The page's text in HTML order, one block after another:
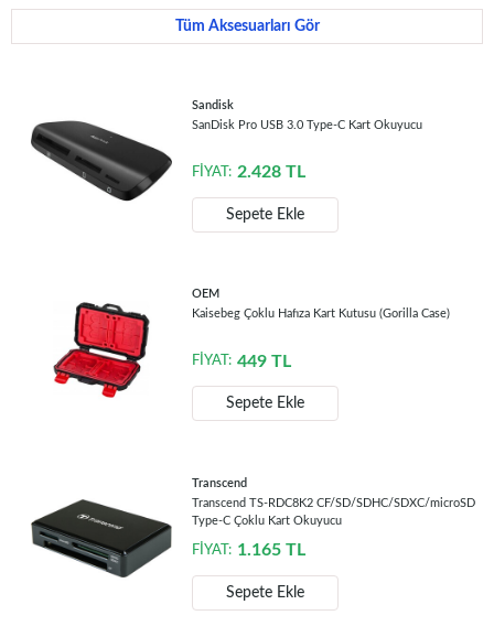
Tüm Aksesuarları Gör
Sandisk
SanDisk Pro USB 3.0 Type-C Kart Okuyucu
FİYAT: 2.428 TL
Sepete Ekle
OEM
Kaisebeg Çoklu Hafıza Kart Kutusu (Gorilla Case)
FİYAT: 449 TL
Sepete Ekle
Transcend
Transcend TS-RDC8K2 CF/SD/SDHC/SDXC/microSD
Type-C Çoklu Kart Okuyucu
FİYAT: 1.165 TL
Sepete Ekle